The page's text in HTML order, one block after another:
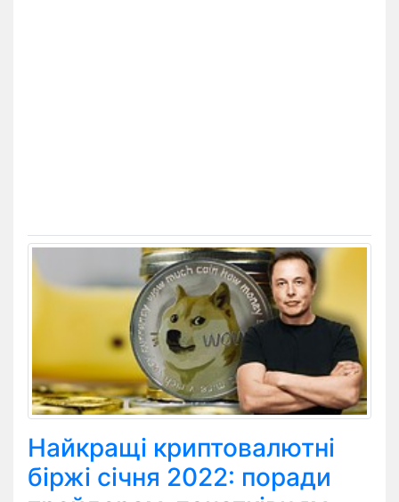
Найкращі криптовалютні
біржі січня 2022: поради